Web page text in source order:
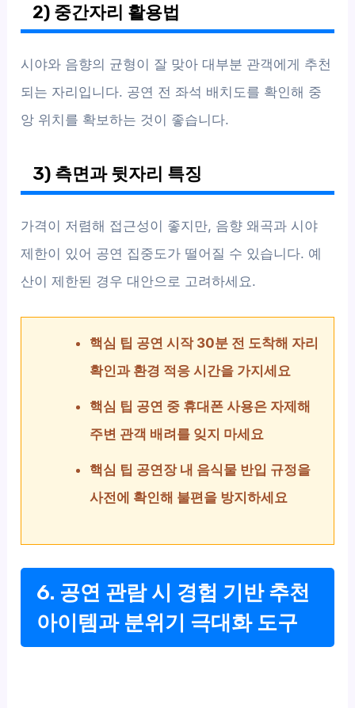
2) 중간자리 활용법
시야와 음향의 균형이 잘 맞아 대부분 관객에게 추천
되는 자리입니다. 공연 전 좌석 배치도를 확인해 중
앙 위치를 확보하는 것이 좋습니다.
3) 측면과 뒷자리 특징
가격이 저렴해 접근성이 좋지만, 음향 왜곡과 시야
제한이 있어 공연 집중도가 떨어질 수 있습니다. 예
산이 제한된 경우 대안으로 고려하세요.
핵심 팁 공연 시작 30분 전 도착해 자리
확인과 환경 적응 시간을 가지세요
핵심 팁 공연 중 휴대폰 사용은 자제해
주변 관객 배려를 잊지 마세요
핵심 팁 공연장 내 음식물 반입 규정을
사전에 확인해 불편을 방지하세요
6. 공연 관람 시 경험 기반 추천
아이템과 분위기 극대화 도구